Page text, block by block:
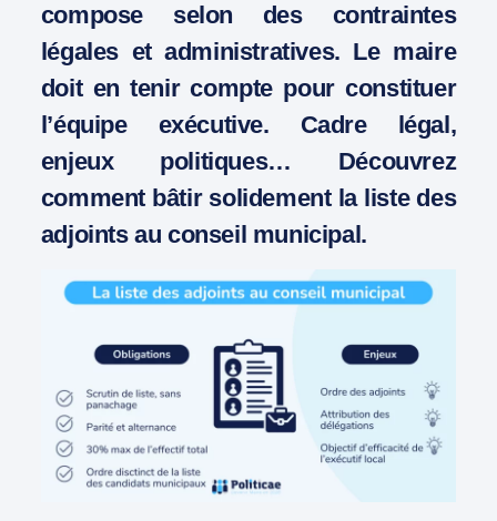
compose selon des contraintes
légales et administratives. Le maire
doit en tenir compte pour constituer
l’équipe exécutive. Cadre légal,
enjeux politiques… Découvrez
comment bâtir solidement la liste des
adjoints au conseil municipal.